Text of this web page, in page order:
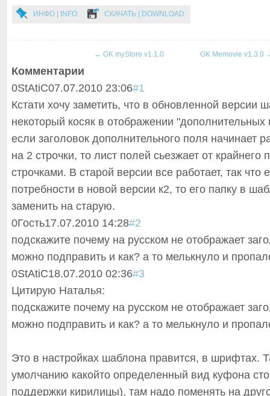
ИНФО | INFO СКАЧАТЬ | DOWNLOAD
← GK myStore v1.1.0 GK Memovie v1.3.0
Комментарии
0StAtiC07.07.2010 23:06#1
Кстати хочу заметить, что в обновленной версии
некоторый косяк в отображении "дополнительных
если заголовок дополнительного поля начинает
на 2 строчки, то лист полей сьезжает от крайнего
строчками. В старой версии все работает, так что
потребности в новой версии к2, то его папку в
заменить на старую.
0Гость17.07.2010 14:28#2
подскажите почему на русском не отображает
можно подправить и как? а то мелькнуло и
0StAtiC18.07.2010 02:36#3
Цитирую Наталья:
подскажите почему на русском не отображает
можно подправить и как? а то мелькнуло и
Это в настройках шаблона правится, в шрифтах.
умолчанию какойто определенный вид куфона
поддержки кирилицы), там надо поменять на